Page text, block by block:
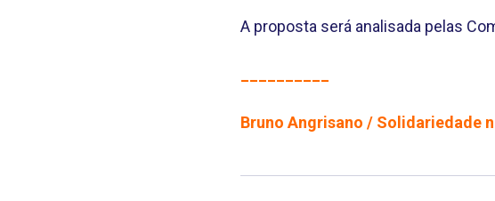
A proposta será analisada pelas
Bruno Angrisano / Solidariedade